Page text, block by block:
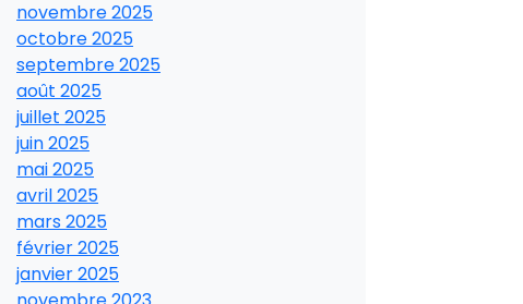
novembre 2025
octobre 2025
septembre 2025
août 2025
juillet 2025
juin 2025
mai 2025
avril 2025
mars 2025
février 2025
janvier 2025